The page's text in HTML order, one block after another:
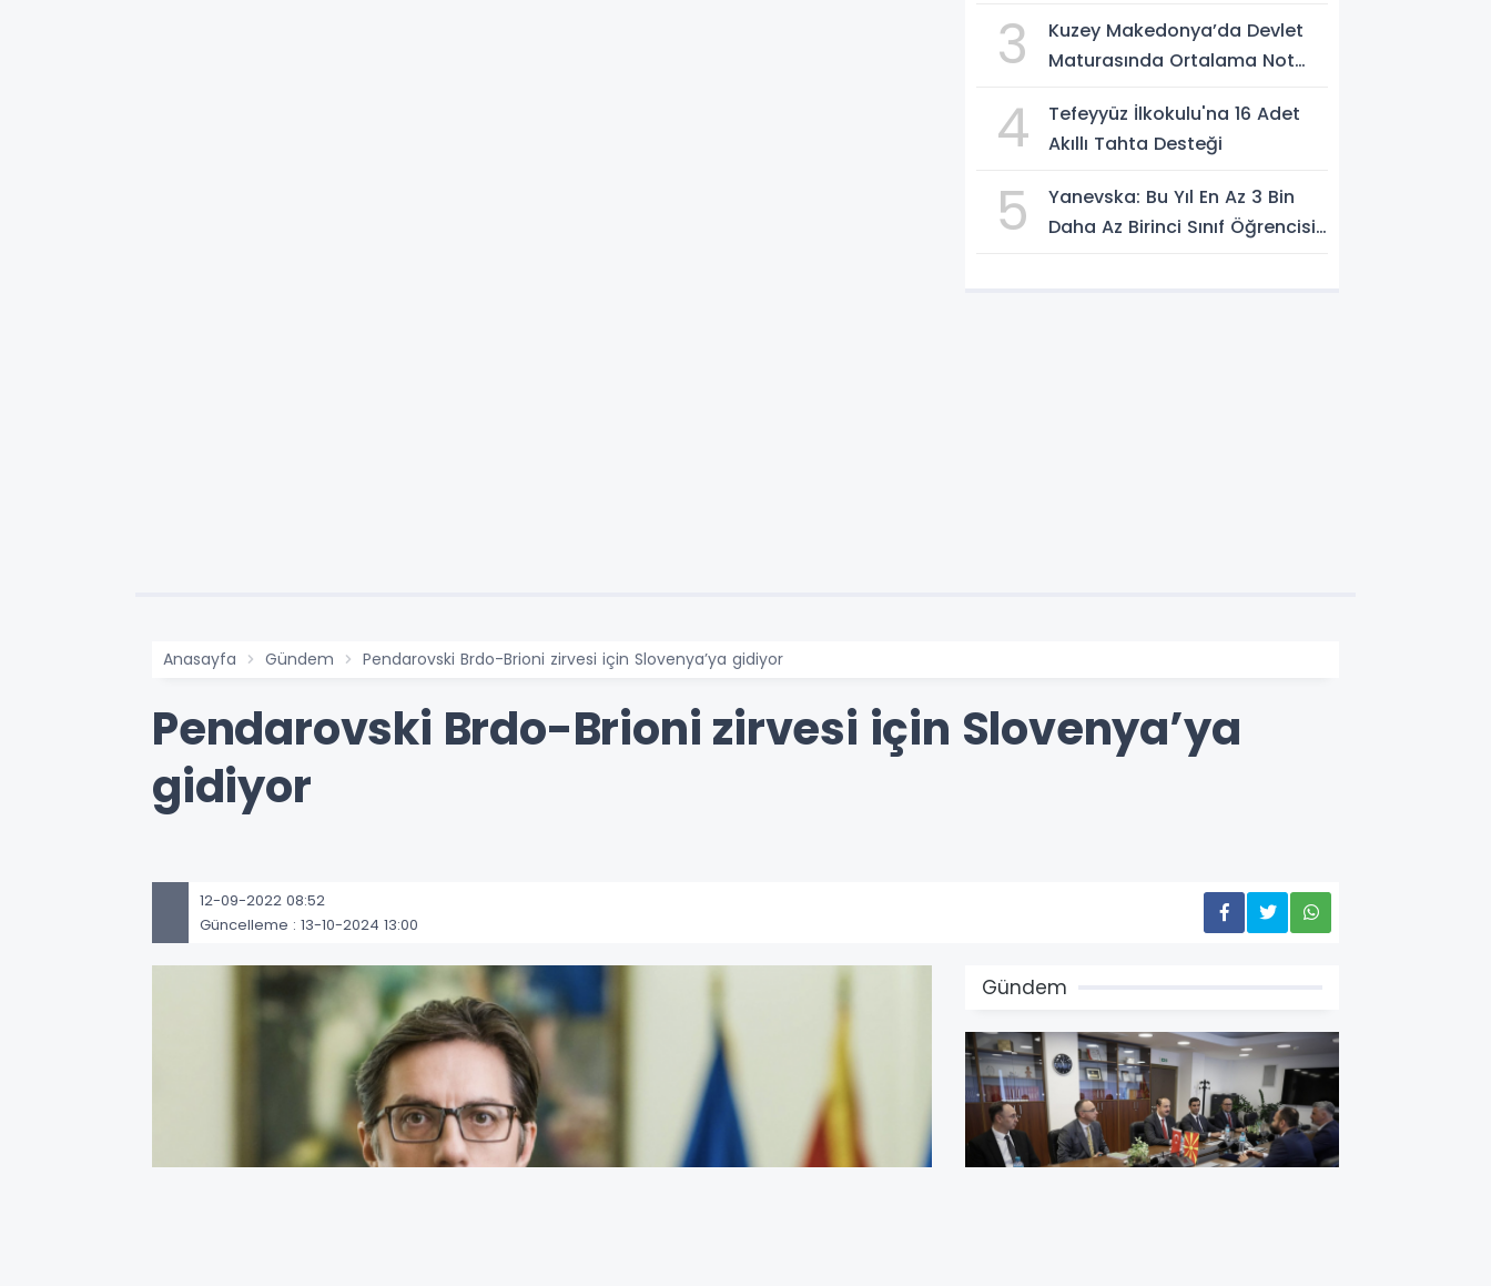
3
Kuzey Makedonya’da Devlet
Maturasında Ortalama Not
4
Tefeyyüz İlkokulu'na 16 Adet
Akıllı Tahta Desteği
5
Yanevska: Bu Yıl En Az 3 Bin
Daha Az Birinci Sınıf Öğrencisi
Anasayfa Gündem Pendarovski Brdo-Brioni zirvesi için Slovenya’ya gidiyor
Pendarovski Brdo-Brioni zirvesi için Slovenya’ya
gidiyor
12-09-2022 08:52
Güncelleme : 13-10-2024 13:00
Gündem